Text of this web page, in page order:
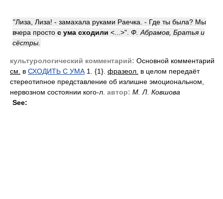
"Лиза, Лиза! - замахала руками Раечка. - Где ты была? Мы
вчера просто с ума сходили <...>". Ф. Абрамов, Братья и
сёстры.
культурологический комментарий: Основной комментарий
см.
в СХОДИТЬ С УМА 1. {1}. фразеол. в целом передаёт
стереотипное представление об излишне эмоциональном,
нервозном состоянии кого-л. автор: М. Л. Ковшова
See: